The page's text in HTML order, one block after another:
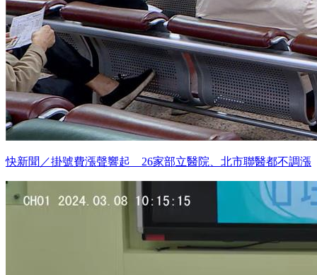
快新聞／掛號費漲聲響起 26家部立醫院、北市聯醫都不調漲